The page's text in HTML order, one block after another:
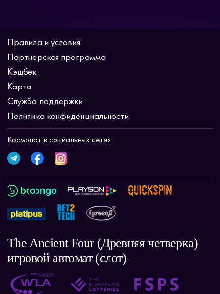
Правила и условия
Партнерская программа
Кэшбек
Карта
Служба поддержки
Политика конфиденциальности
Космолот в социальных сетях
The Ancient Four (Древняя четверка)
игровой автомат (слот)